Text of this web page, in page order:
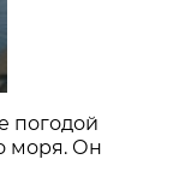
погодой
моря. Он